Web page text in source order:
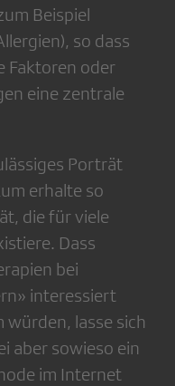
Beispiel
so dass
Faktoren oder
eine zentrale
Porträt
erhalte so
die für viele
Dass
bei
interessiert
würden, lasse sich
aber sowieso ein
im Internet